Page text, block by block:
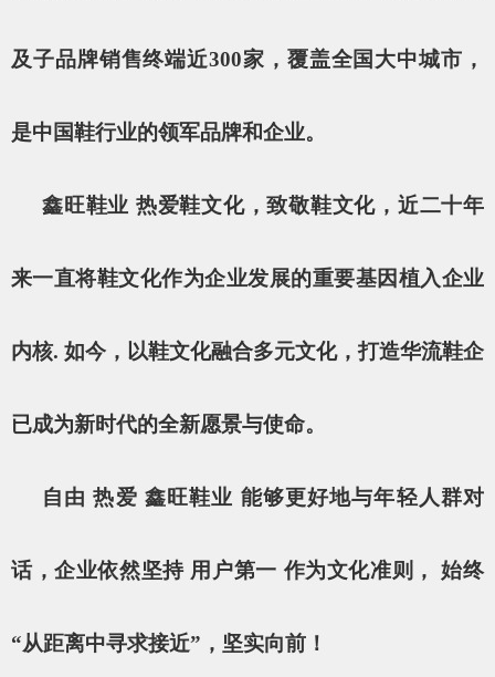
及子品牌销售终端近300家，覆盖全国大中城市，
是中国鞋行业的领军品牌和企业。
鑫旺鞋业 热爱鞋文化，致敬鞋文化，近二十年
来一直将鞋文化作为企业发展的重要基因植入企业
内核. 如今，以鞋文化融合多元文化，打造华流鞋企
已成为新时代的全新愿景与使命。
自由 热爱 鑫旺鞋业 能够更好地与年轻人群对
话，企业依然坚持 用户第一 作为文化准则， 始终
“从距离中寻求接近”，坚实向前！